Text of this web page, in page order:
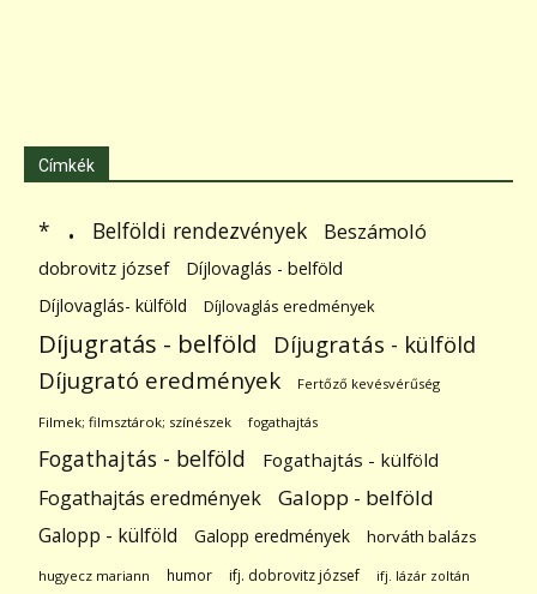
Címkék
* . Belföldi rendezvények Beszámoló
dobrovitz józsef
Díjlovaglás - belföld
Díjlovaglás- külföld
Díjlovaglás eredmények
Díjugratás - belföld Díjugratás - külföld
Díjugrató eredmények Fertőző kevésvérűség
Filmek; filmsztárok; színészek fogathajtás
Fogathajtás - belföld Fogathajtás - külföld
Fogathajtás eredmények Galopp - belföld
Galopp - külföld Galopp eredmények horváth balázs
hugyecz mariann humor ifj. dobrovitz józsef ifj. lázár zoltán